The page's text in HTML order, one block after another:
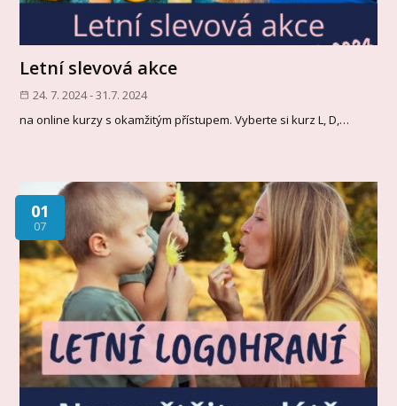
Letní slevová akce
24. 7. 2024 - 31.7. 2024
na online kurzy s okamžitým přístupem. Vyberte si kurz L, D,…
01
07